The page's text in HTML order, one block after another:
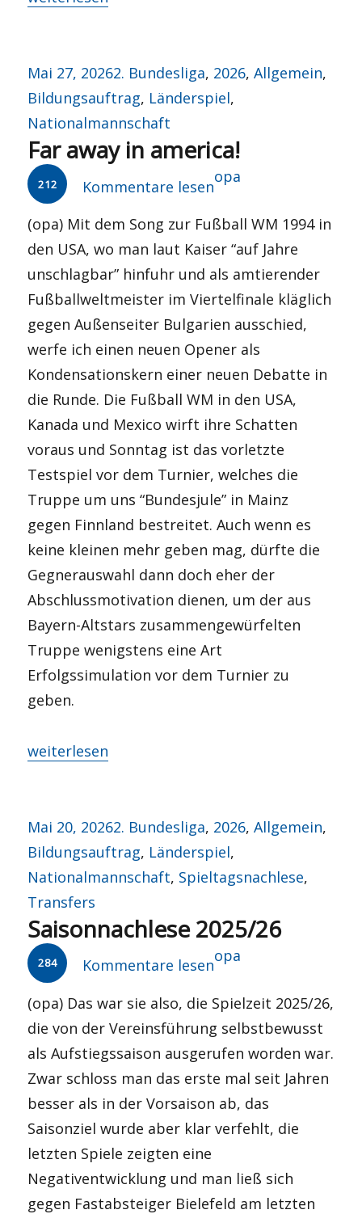
Veröffentlicht
am
Mai 27, 2026Kategorien
2. Bundesliga, 2026,Allgemein,
Bildungsauftrag, Länderspiel,
Nationalmannschaft
Far away in america!
212 Kommentare lesen
Autor
opa
(opa) Mit dem Song zur Fußball WM 1994 in
den USA, wo man laut Kaiser “auf Jahre
unschlagbar” hinfuhr und als amtierender
Fußballweltmeister im Viertelfinale kläglich
gegen Außenseiter Bulgarien ausschied,
werfe ich einen neuen Opener als
Kondensationskern einer neuen Debatte in
die Runde. Die Fußball WM in den USA,
Kanada und Mexico wirft ihre Schatten
voraus und Sonntag ist das vorletzte
Testspiel vor dem Turnier, welches die
Truppe um uns “Bundesjule” in Mainz
gegen Finnland bestreitet. Auch wenn es
keine kleinen mehr geben mag, dürfte die
Gegnerauswahl dann doch eher der
Abschlussmotivation dienen, um der aus
Bayern-Altstars zusammengewürfelten
Truppe wenigstens eine Art
Erfolgssimulation vor dem Turnier zu
geben.
„Far away in america!“
weiterlesen
Veröffentlicht
am
Mai 20, 2026Kategorien
2. Bundesliga, 2026,Allgemein,
Bildungsauftrag, Länderspiel,
Nationalmannschaft, Spieltagsnachlese,
Transfers
Saisonnachlese 2025/26
284 Kommentare lesen
Autor
opa
(opa) Das war sie also, die Spielzeit 2025/26,
die von der Vereinsführung selbstbewusst
als Aufstiegssaison ausgerufen worden war.
Zwar schloss man das erste mal seit Jahren
besser als in der Vorsaison ab, das
Saisonziel wurde aber klar verfehlt, die
letzten Spiele zeigten eine
Negativentwicklung und man ließ sich
gegen Fastabsteiger Bielefeld am letzten